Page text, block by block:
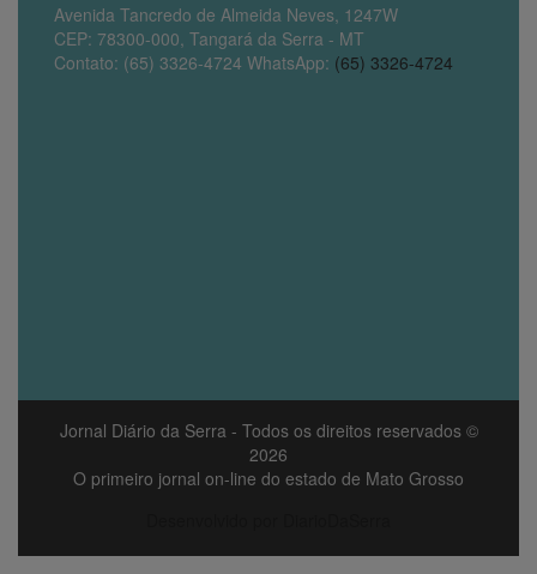
Avenida Tancredo de Almeida Neves, 1247W
CEP: 78300-000, Tangará da Serra - MT
Contato: (65) 3326-4724 WhatsApp: (65) 3326-4724
Jornal Diário da Serra - Todos os direitos reservados ©
2026
O primeiro jornal on-line do estado de Mato Grosso